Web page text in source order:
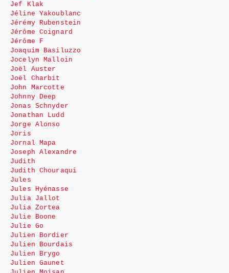
Jef Klak
Jéline Yakoublanc
Jérémy Rubenstein
Jérôme Coignard
Jérôme F
Joaquim Basiluzzo
Jocelyn Malloin
Joël Auster
Joël Charbit
John Marcotte
Johnny Deep
Jonas Schnyder
Jonathan Ludd
Jorge Alonso
Joris
Jornal Mapa
Joseph Alexandre
Judith
Judith Chouraqui
Jules
Jules Hyénasse
Julia Jallot
Julia Zortea
Julie Boone
Julie Go
Julien Bordier
Julien Bourdais
Julien Brygo
Julien Gaunet